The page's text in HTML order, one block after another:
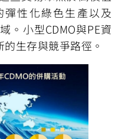
性化綠色生產以及
。小型CDMO與PE資
生存與競爭路徑。